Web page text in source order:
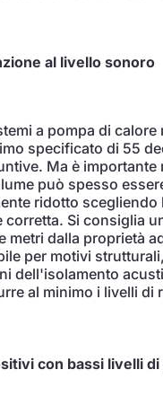
al livello sonoro
a pompa di
specificato di 55
Ma è importante
può spesso
ridotto scegliendo
corretta. Si consiglia
metri dalla proprietà
per motivi
dell'isolamento
al minimo i livelli di
con bassi livelli